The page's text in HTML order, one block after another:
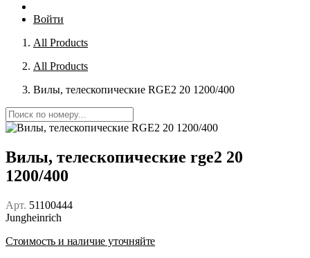
Войти
All Products
All Products
Вилы, телескопические RGE2 20 1200/400
Вилы, телескопические rge2 20
1200/400
Арт. 51100444
Jungheinrich
Стоимость и наличие уточняйте